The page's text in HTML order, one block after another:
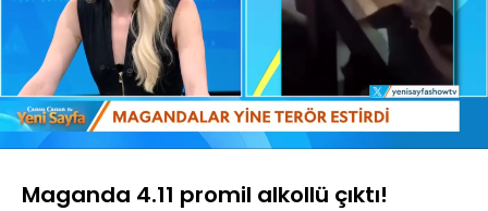
Sesi
Aç
Yüklendi:
39.10%
Oynatma
Hızı
Maganda 4.11 promil alkollü çıktı!